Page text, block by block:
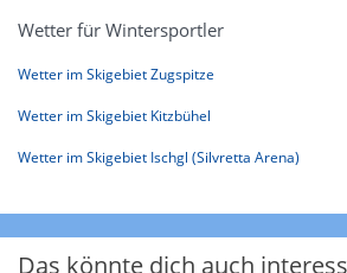
Wetter für Wintersportler
Wetter im Skigebiet Zugspitze
Wetter im Skigebiet Kitzbühel
Wetter im Skigebiet Ischgl (Silvretta Arena)
Das könnte dich auch